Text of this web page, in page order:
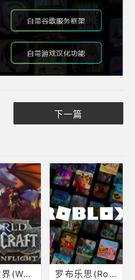
下一篇
魔兽世界(World of Warcraft) 罗布乐思(Roblox)